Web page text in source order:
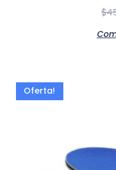
$
Oferta!